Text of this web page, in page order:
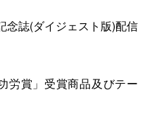
念誌(ダイジェスト版)配信
労賞」受賞商品及びテー